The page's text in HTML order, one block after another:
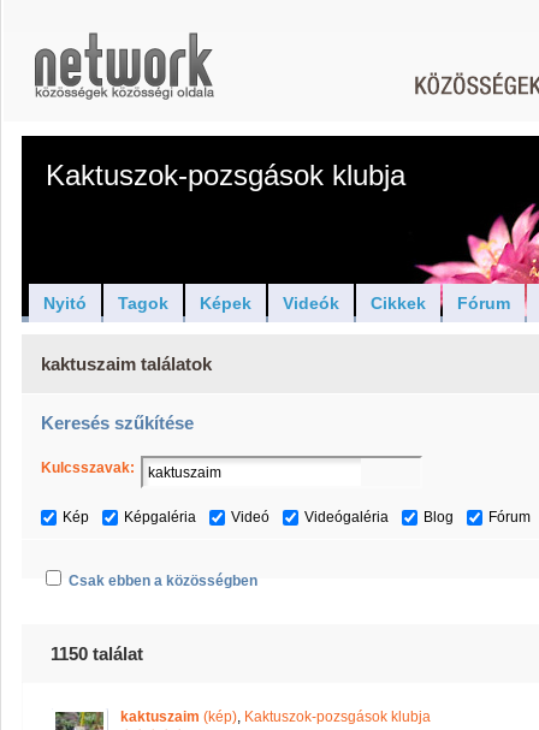
Kaktuszok-pozsgások klubja
Nyitó Tagok Képek Videók Cikkek Fórum
kaktuszaim találatok
Keresés szűkítése
Kulcsszavak:
Kép Képgaléria Videó Videógaléria Blog Fórum
Csak ebben a közösségben
1150 találat
kaktuszaim (kép), Kaktuszok-pozsgások klubja